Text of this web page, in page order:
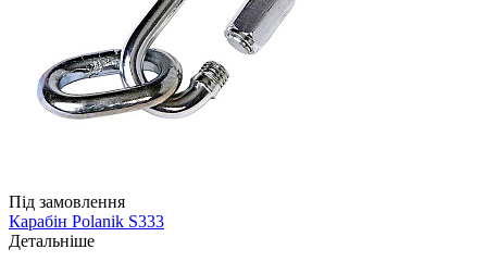
Під замовлення
Карабін Polanik S333
Детальніше